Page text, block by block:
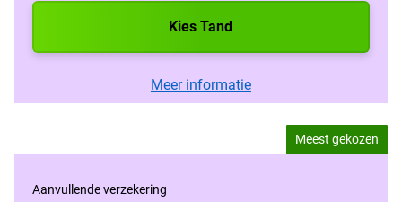
Kies Tand
Meer informatie
Meest gekozen
Aanvullende verzekering